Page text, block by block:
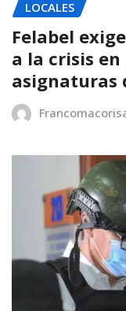
LOCALES
Felabel
a la crisis
asignaturas